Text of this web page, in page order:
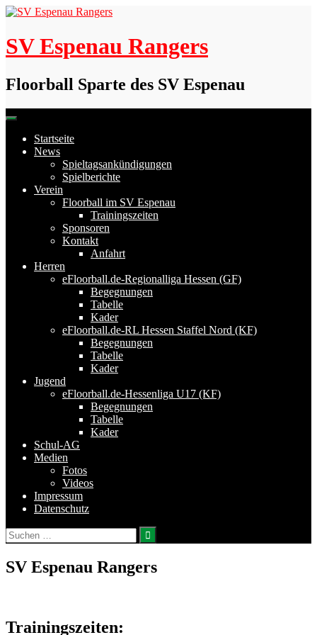
Skip
content
SV Espenau Rangers
Floorball Sparte des SV Espenau
Startseite
News
Spieltagsankündigungen
Spielberichte
Verein
Floorball im SV Espenau
Trainingszeiten
Sponsoren
Kontakt
Anfahrt
Herren
eFloorball.de-Regionalliga Hessen (GF)
Begegnungen
Tabelle
Kader
eFloorball.de-RL Hessen Staffel Nord (KF)
Begegnungen
Tabelle
Kader
Jugend
eFloorball.de-Hessenliga U17 (KF)
Begegnungen
Tabelle
Kader
Schul-AG
Medien
Fotos
Videos
Impressum
Datenschutz
Suchen
nach:
SV Espenau Rangers
Trainingszeiten: